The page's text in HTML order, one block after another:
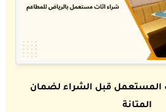
المستعمل قبل الشراء لضمان
المتانة